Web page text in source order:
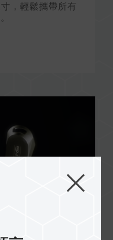
，輕鬆攜帶所有